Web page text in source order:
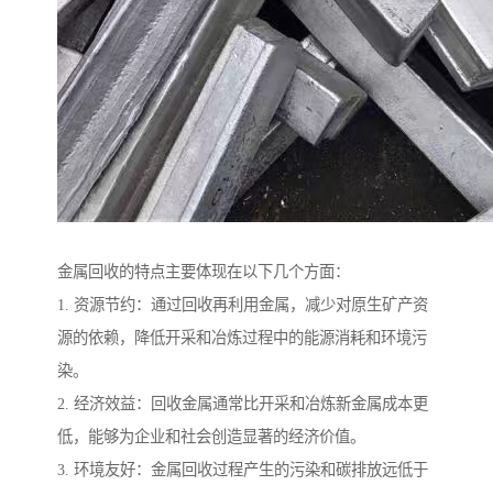
金属回收的特点主要体现在以下几个方面：
1. 资源节约：通过回收再利用金属，减少对原生矿产资
源的依赖，降低开采和冶炼过程中的能源消耗和环境污
染。
2. 经济效益：回收金属通常比开采和冶炼新金属成本更
低，能够为企业和社会创造显著的经济价值。
3. 环境友好：金属回收过程产生的污染和碳排放远低于